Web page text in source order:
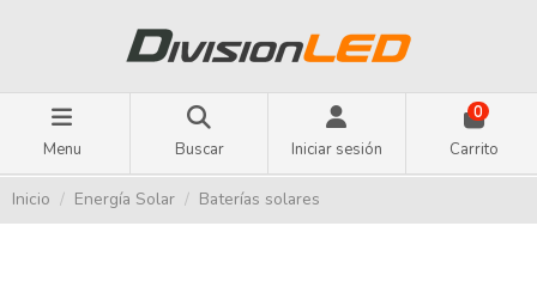
Menu Buscar Iniciar sesión
0
Carrito
Inicio Energía Solar Baterías solares